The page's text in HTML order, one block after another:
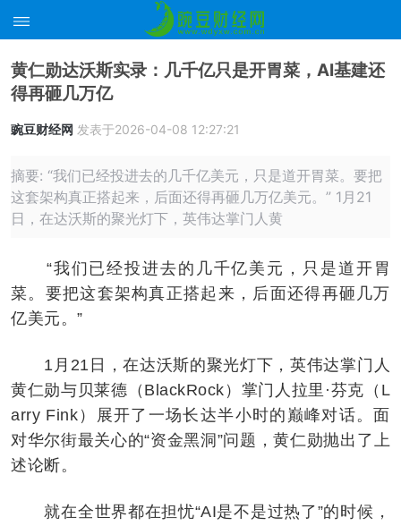
黄仁勋达沃斯实录：几千亿只是开胃菜，AI基建还
得再砸几万亿
豌豆财经网 发表于2026-04-08 12:27:21
摘要: “我们已经投进去的几千亿美元，只是道开胃菜。要把
这套架构真正搭起来，后面还得再砸几万亿美元。” 1月21
日，在达沃斯的聚光灯下，英伟达掌门人黄
“我们已经投进去的几千亿美元，只是道开胃
菜。要把这套架构真正搭起来，后面还得再砸几万
亿美元。”
1月21日，在达沃斯的聚光灯下，英伟达掌门人
黄仁勋与贝莱德（BlackRock）掌门人拉里·芬克（L
arry Fink）展开了一场长达半小时的巅峰对话。面
对华尔街最关心的“资金黑洞”问题，黄仁勋抛出了上
述论断。
就在全世界都在担忧“AI是不是过热了”的时候，